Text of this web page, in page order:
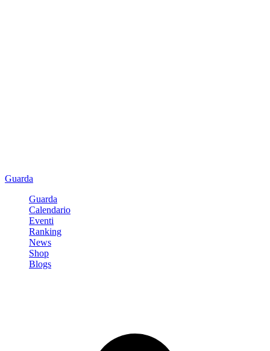
Guarda
Guarda
Calendario
Eventi
Ranking
News
Shop
Blogs